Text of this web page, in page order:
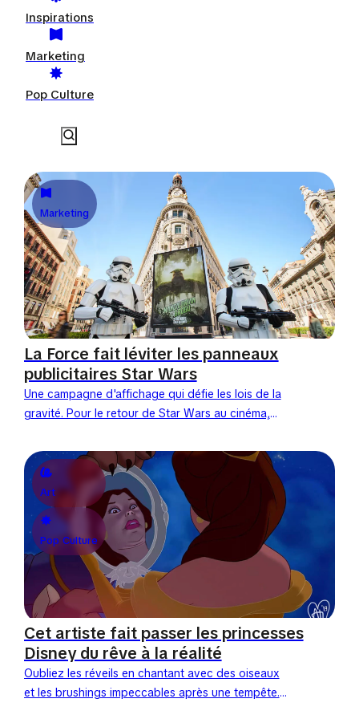
Inspirations
Marketing
Pop Culture
Marketing
La Force fait léviter les panneaux
publicitaires Star Wars
Une campagne d'affichage qui défie les lois de la
gravité. Pour le retour de Star Wars au cinéma,
Art
Pop Culture
Cet artiste fait passer les princesses
Disney du rêve à la réalité
Oubliez les réveils en chantant avec des oiseaux
et les brushings impeccables après une tempête.